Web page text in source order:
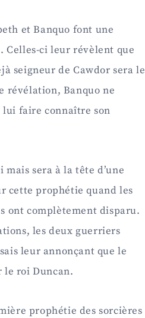
et Banquo font une
Celles-ci leur révèlent que
seigneur de Cawdor sera le
révélation, Banquo ne
lui faire connaître son
sera à la tête d’une
cette prophétie quand les
ont complètement disparu.
les deux guerriers
leur annonçant que le
le roi Duncan.
prophétie des sorcières